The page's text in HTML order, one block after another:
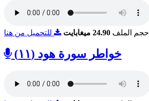
حجم الملف 24.90 ميغابايت للتحميل من هنا
خواطر سورة هود (١١)